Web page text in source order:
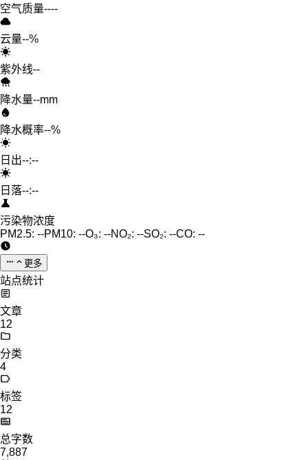
空气质量----
云量--%
紫外线--
降水量--mm
降水概率--%
日出--:--
日落--:--
污染物浓度
PM2.5: --PM10: --O₃: --NO₂: --SO₂: --CO: --
更多
站点统计
文章
12
分类
4
标签
12
总字数
7,887